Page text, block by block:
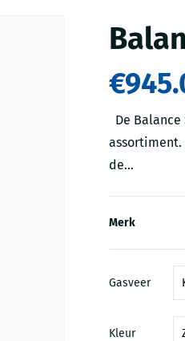
De
assortiment.
de...
Merk
Gasveer
Kleur